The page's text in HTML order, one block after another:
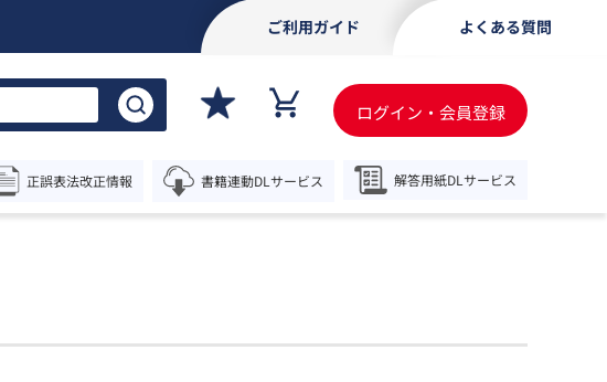
ご利用ガイド よくある質問
ログイン・会員登録
正誤表法改正情報 書籍連動DLサービス 解答用紙DLサービス